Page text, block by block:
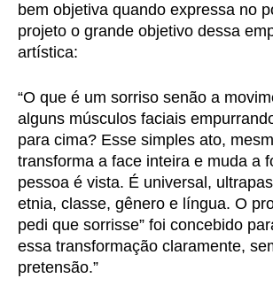
bem objetiva quando expressa no
projeto o grande objetivo dessa
artística:
“O que é um sorriso senão a
alguns músculos faciais
para cima? Esse simples ato,
transforma a face inteira e muda a
pessoa é vista. É universal,
etnia, classe, gênero e língua. O
pedi que sorrisse” foi concebido
essa transformação claramente,
pretensão.”